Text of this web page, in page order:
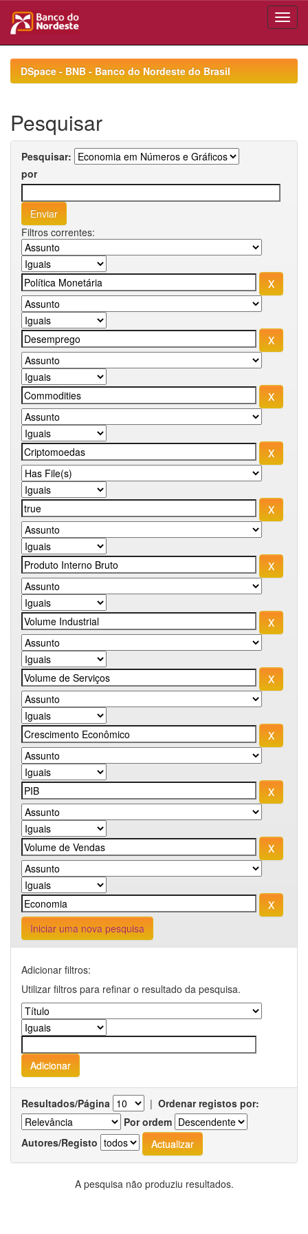
navigationDSpace - BNB - Banco do Nordeste do Brasil
Pesquisar
Pesquisar:
por
Filtros correntes:
Iniciar uma nova pesquisa
Adicionar filtros:
Utilizar filtros para refinar o resultado da pesquisa.
Resultados/Página | Ordenar registos por:
Por ordem
Autores/Registo
A pesquisa não produziu resultados.